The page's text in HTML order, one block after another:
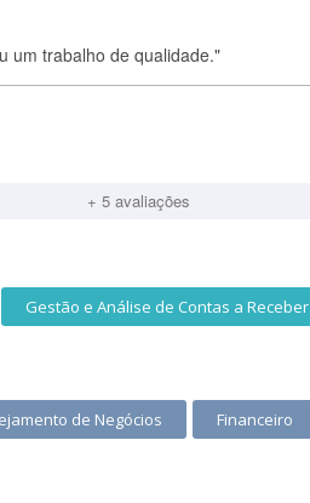
um trabalho de qualidade."
+ 5 avaliações
Gestão e Análise de Contas a Receber
de Negócios Financeiro